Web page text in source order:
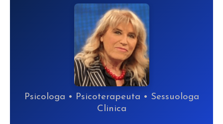
Psicologa • Psicoterapeuta • Sessuologa
Clinica